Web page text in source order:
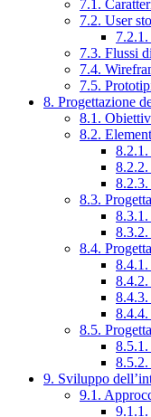
7.1.
7.2. User
7.3. Flussi
7.4.
7.5.
8. Progettazione
8.1.
8.2.
8.3.
8.4.
8.4.2.
8.4.3.
8.4.4.
8.5.
9. Sviluppo
9.1.